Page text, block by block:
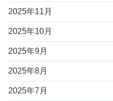
2025年11月
2025年10月
2025年9月
2025年8月
2025年7月